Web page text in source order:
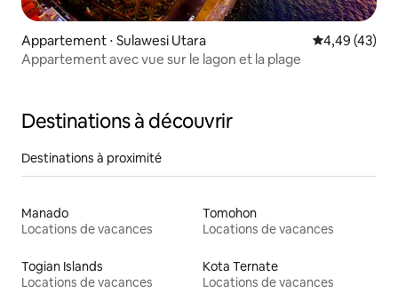
Appartement ⋅ Sulawesi Utara Évaluation
4,49 (43)
Appartement avec vue sur le lagon et la plage
Destinations à découvrir
Destinations à proximité
Manado
Locations de vacances
Tomohon
Locations de vacances
Togian Islands
Locations de vacances
Kota Ternate
Locations de vacances